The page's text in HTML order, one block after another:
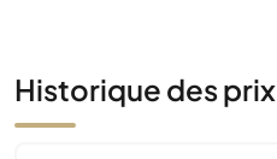
Historique des prix